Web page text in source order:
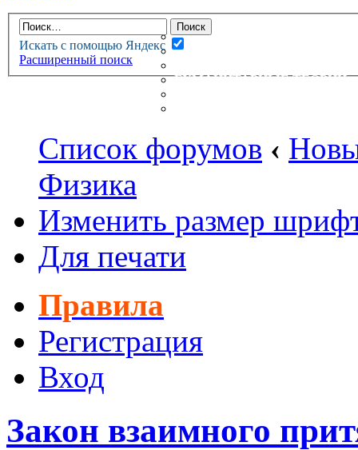
Искать с помощью Яндекс
Расширенный поиск
НОВАЯ ТЕОРИЯФОРУМ
НОВЫЕ СООБЩЕНИЯ
НЕПРОЧИТАННЫЕ
ГУМАНИТАРНЫЕ ТЕОРИИ
Список форумов ‹
Физика
Изменить размер
Для печати
Правила
Регистрация
Вход
Закон взаимного